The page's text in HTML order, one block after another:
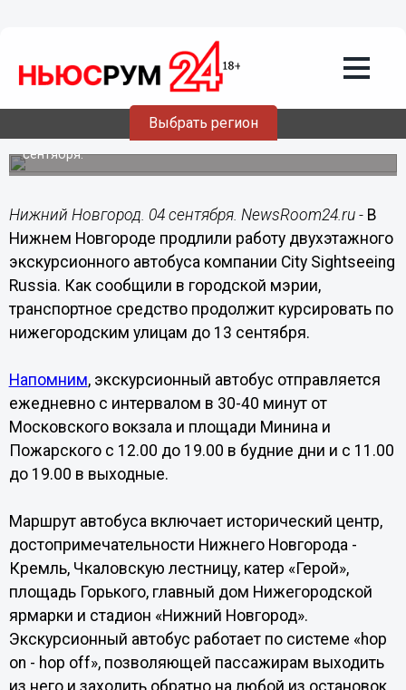
Выбрать регион
04.09.202020:00
Двухэтажный автобус продолжит
работу в Нижнем Новгороде
Работу экскурсионного автобуса продлили до 13
сентября.
Нижний Новгород. 04 сентября. NewsRoom24.ru - В
Нижнем Новгороде продлили работу двухэтажного
экскурсионного автобуса компании City Sightseeing
Russia. Как сообщили в городской мэрии,
транспортное средство продолжит курсировать по
нижегородским улицам до 13 сентября.
Напомним, экскурсионный автобус отправляется
ежедневно с интервалом в 30-40 минут от
Московского вокзала и площади Минина и
Пожарского с 12.00 до 19.00 в будние дни и с 11.00
до 19.00 в выходные.
Маршрут автобуса включает исторический центр,
достопримечательности Нижнего Новгорода -
Кремль, Чкаловскую лестницу, катер «Герой»,
площадь Горького, главный дом Нижегородской
ярмарки и стадион «Нижний Новгород».
Экскурсионный автобус работает по системе «hop
on - hop off», позволяющей пассажирам выходить
из него и заходить обратно на любой из остановок